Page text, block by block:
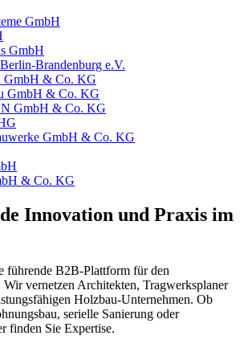
Innovation und Praxis im
führende B2B-Plattform für den
vernetzen Architekten, Tragwerksplaner
Holzbau-Unternehmen. Ob
serielle Sanierung oder
finden Sie Expertise.